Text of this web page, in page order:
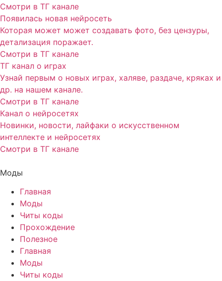
Смотри в ТГ канале
Появилась новая нейросеть
Которая может может создавать фото, без цензуры,
детализация поражает.
Смотри в ТГ канале
ТГ канал о играх
Узнай первым о новых играх, халяве, раздаче, кряках и
др. на нашем канале.
Смотри в ТГ канале
Канал о нейросетях
Новинки, новости, лайфаки о искусственном
интеллекте и нейросетях
Смотри в ТГ канале
Моды
Главная
Моды
Читы коды
Прохождение
Полезное
Главная
Моды
Читы коды